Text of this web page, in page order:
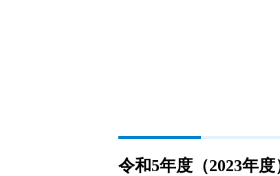
令和5年度（2023年